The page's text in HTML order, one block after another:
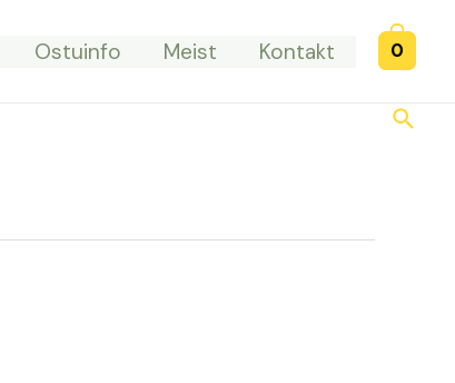
Ostuinfo Meist Kontakt 0